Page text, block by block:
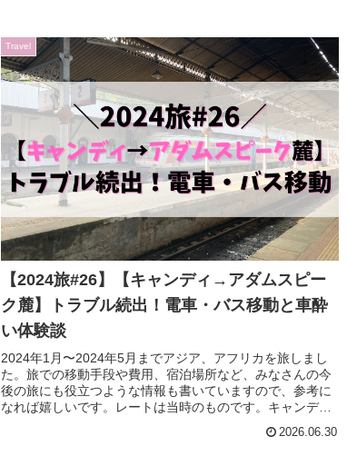
Travel
【2024旅#26】【キャンディ→アダムスピー
ク麓】トラブル続出！電車・バス移動と車酔
い体験談
2024年1月〜2024年5月までアジア、アフリカを旅しまし
た。旅での移動手段や費用、宿泊場所など、みなさんの今
後の旅にも役立つような情報も書いていますので、参考に
なれば嬉しいです。レートは当時のものです。キャンディ
2026.06.30